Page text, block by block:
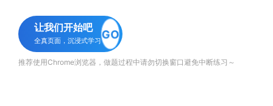
让我们开始吧
全真页面，沉浸式学习GO
推荐使用Chrome浏览器，做题过程中请勿切换窗口避免中断练习～